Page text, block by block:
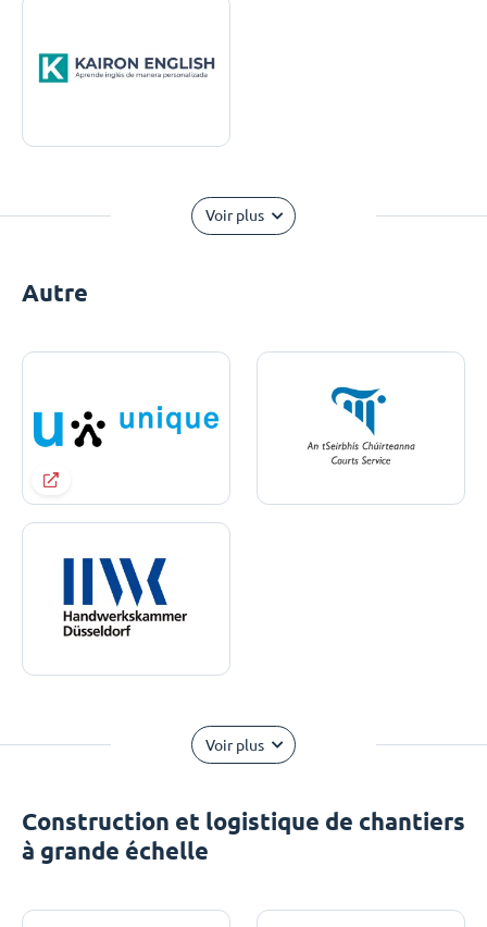
Voir plus
Autre
Voir plus
Construction et logistique de chantiers
à grande échelle